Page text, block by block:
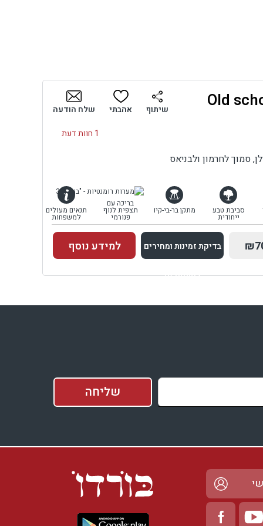
1 חוות דעת
סמוך לחרמון ולבניאס
שיתוף אהבתי שלח הודעה
סביבת טבע
ייחודית
מתקן בר-בי-קיו
בריכה עם
תצפית לנוף
פנורמי
תנאים מעולים
למשפחות
בדיקת זמינות ומחירים
למתחם זה
בדיקת זמינות ומחירים
למידע נוסף